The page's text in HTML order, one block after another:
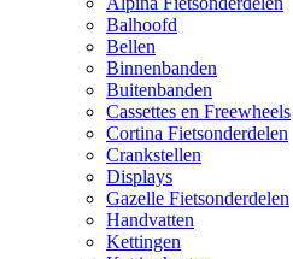
Balhoofd
Bellen
Binnenbanden
Buitenbanden
Cassettes en Freewheels
Cortina Fietsonderdelen
Crankstellen
Displays
Gazelle Fietsonderdelen
Handvatten
Kettingen